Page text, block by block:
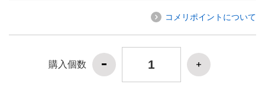
コメリポイントについて
購入個数